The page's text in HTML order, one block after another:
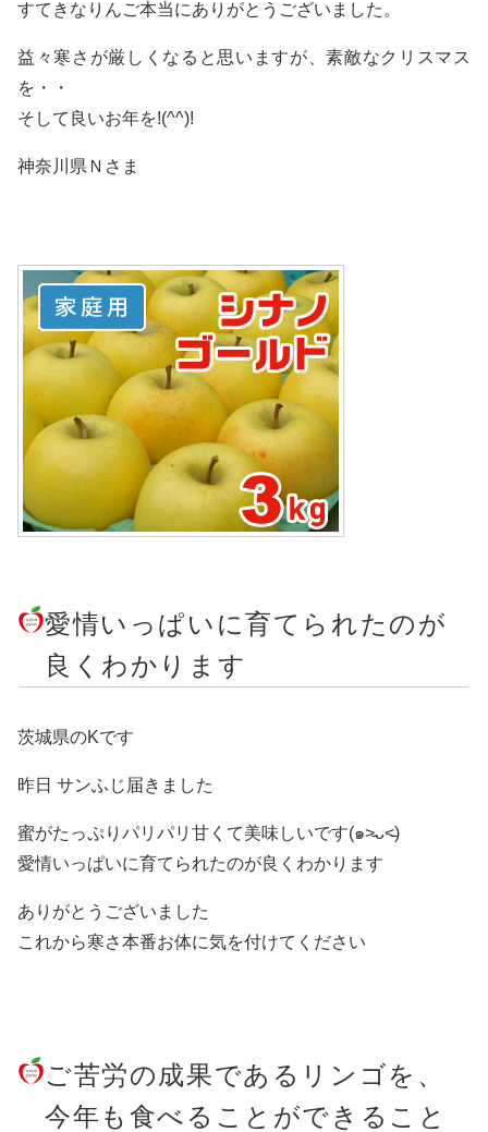
すてきなりんご本当にありがとうございました。
益々寒さが厳しくなると思いますが、素敵なクリスマス
を・・
そして良いお年を!(^^)!
神奈川県Ｎさま
愛情いっぱいに育てられたのが
良くわかります
茨城県のKです
昨日 サンふじ届きました
蜜がたっぷりパリパリ甘くて美味しいです(๑˃̵ᴗ˂̵)
愛情いっぱいに育てられたのが良くわかります
ありがとうございました
これから寒さ本番お体に気を付けてください
ご苦労の成果であるリンゴを、
今年も食べることができること